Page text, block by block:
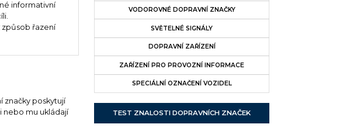
informativní
způsob řazení
značky poskytují
nebo mu ukládají
VODOROVNÉ DOPRAVNÍ ZNAČKY
SVĚTELNÉ SIGNÁLY
DOPRAVNÍ ZAŘÍZENÍ
ZAŘÍZENÍ PRO PROVOZNÍ INFORMACE
SPECIÁLNÍ OZNAČENÍ VOZIDEL
TEST ZNALOSTI DOPRAVNÍCH ZNAČEK